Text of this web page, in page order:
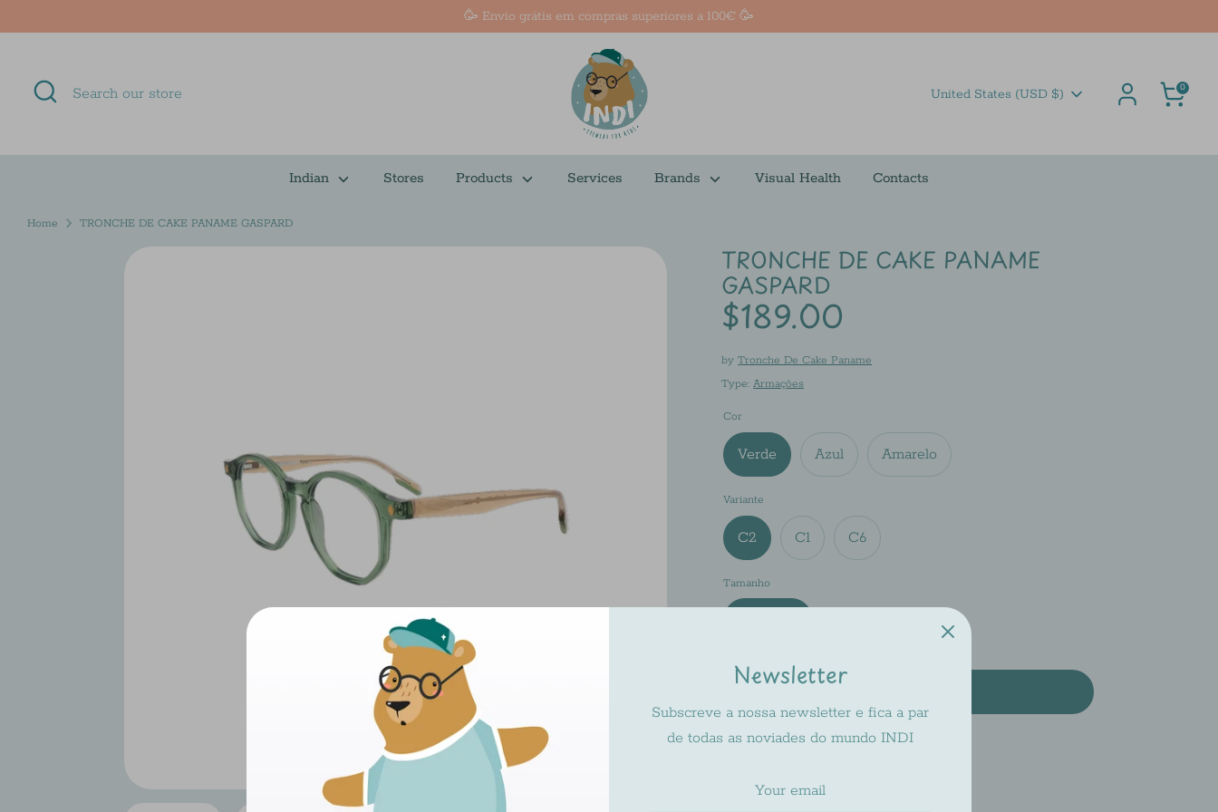
to
🥳 Envio grátis em compras superiores a 100€ 🥳
Search
Search
Currency
United States (USD $) Cart0
Indian Stores Products Services Brands Visual Health Contacts
Home TRONCHE DE CAKE PANAME GASPARD
TRONCHE DE CAKE PANAME
GASPARD
$189.00
byTronche De Cake Paname
Type:Armações
Cor
Verde Azul Amarelo
Variante
C2 C1 C6
Tamanho
Usually ready in 2-4 days
Newsletter
Subscreve a nossa newsletter e fica a par
de todas as noviades do mundo INDI